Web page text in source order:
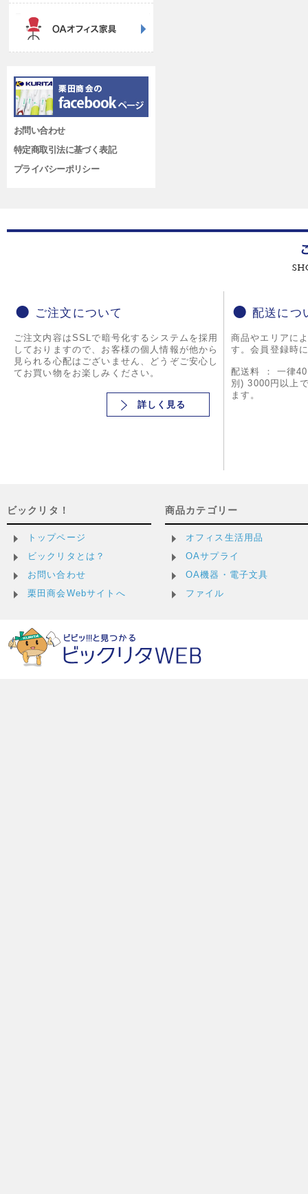
お問い合わせ
特定商取引法に基づく表記
プライバシーポリシー
ご注文について
ご注文内容はSSLで暗号化するシステムを採用
しておりますので、お客様の個人情報が他から
見られる心配はございません、どうぞご安心し
てお買い物をお楽しみください。
詳しく見る
配送につ
商品やエリアに
す。会員登録時
配送料 ： 一律
別) 3000円以上
ます。
ビックリタ！
トップページ
ビックリタとは？
お問い合わせ
栗田商会Webサイトへ
商品カテゴリー
オフィス生活用品
OAサプライ
OA機器・電子文具
ファイル